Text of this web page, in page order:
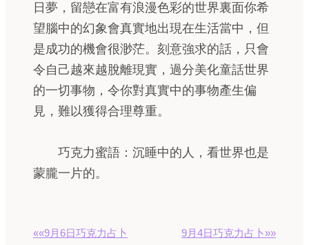
日夢，留戀在富有浪漫色彩的世界裏面你希
望腦中的幻象會真實地出現在生活當中，但
是成功的機會很渺茫。刻意強求的話，只會
令自己越來越脫離現實，過分美化童話世界
的一切事物，令你對真實中的事物產生偏
見，難以獲得合理尊重。
巧克力蜜語：沉睡中的人，看世界也是
蒙朧一片的。
««9月6日巧克力占卜 9月4日巧克力占卜»»